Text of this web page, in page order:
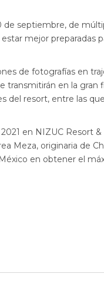
de septiembre, de
mejor preparadas
de fotografías en
transmitirán en la gran
del resort, entre las
en NIZUC Resort
Meza, originaria de
en obtener el